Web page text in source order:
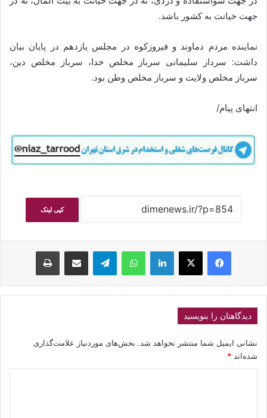
جهت خیانت به کشور باشد.
نماینده مردم دماوند و فیروزکوه در مجلس یازدهم در پایان بیان
داشت: سردار سلیمانی سرباز مخلص خدا، سرباز مخلص دین،
سرباز مخلص ولایت و سرباز مخلص وطن بود.
انتهای پیام/
کپی لینک
فیسبوکایکس لینکداین واتس آپ تلگرام اشتراک گذاری با ایمیل چاپ
دیدگاهتان را بنویسید
نشانی ایمیل شما منتشر نخواهد شد. بخش‌های موردنیاز علامت‌گذاری
شده‌اند *